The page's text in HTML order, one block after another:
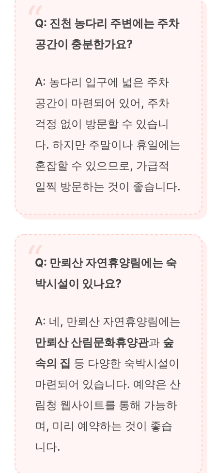
Q: 진천 농다리 주변에는 주차
공간이 충분한가요?
A: 농다리 입구에 넓은 주차
공간이 마련되어 있어, 주차
걱정 없이 방문할 수 있습니
다. 하지만 주말이나 휴일에는
혼잡할 수 있으므로, 가급적
일찍 방문하는 것이 좋습니다.
Q: 만뢰산 자연휴양림에는 숙
박시설이 있나요?
A: 네, 만뢰산 자연휴양림에는
만뢰산 산림문화휴양관과 숲
속의 집 등 다양한 숙박시설이
마련되어 있습니다. 예약은 산
림청 웹사이트를 통해 가능하
며, 미리 예약하는 것이 좋습
니다.